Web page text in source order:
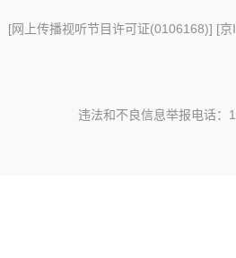
[网上传播视听节目许可证(0106168)] [京
违法和不良信息举报电话